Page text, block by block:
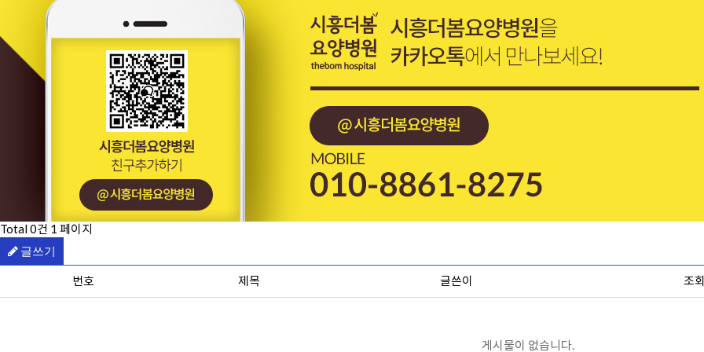
Total 0건 1 페이지
글쓰기
번호 제목 글쓴이 조
게시물이 없습니다.